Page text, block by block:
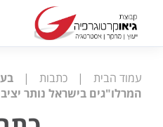
עמוד הבית | כתבות |
המרלו"גים בישראל נותר